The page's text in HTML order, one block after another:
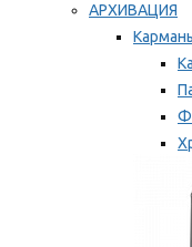
АРХИВАЦИЯ
Мы